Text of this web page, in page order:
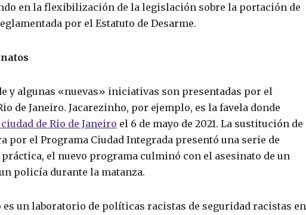
en la flexibilización de la legislación sobre la portación de
por el Estatuto de Desarme.
y algunas «nuevas» iniciativas son presentadas por el
de Janeiro. Jacarezinho, por ejemplo, es la favela donde
de Rio de Janeiro el 6 de mayo de 2021. La sustitución de
por el Programa Ciudad Integrada presentó una serie de
el nuevo programa culminó con el asesinato de un
policía durante la matanza.
es un laboratorio de políticas racistas de seguridad racistas en